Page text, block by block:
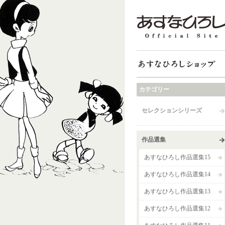
あすなひろしショップ
カテゴリー
セレクションシリーズ
作品選集
あすなひろし作品選集15
あすなひろし作品選集14
あすなひろし作品選集13
あすなひろし作品選集12